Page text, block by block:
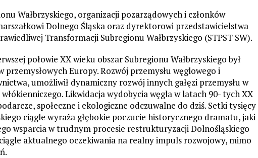
Wałbrzyskiego, organizacji pozarządowych i członków
Dolnego Śląska oraz dyrektorowi przedstawicielstwa
Transformacji Subregionu Wałbrzyskiego (STPST SW).
połowie XX wieku obszar Subregionu Wałbrzyskiego był
Europy. Rozwój przemysłu węglowego i
umożliwił dynamiczny rozwój innych gałęzi przemysłu w
Likwidacja wydobycia węgla w latach 90- tych XX
społeczne i ekologiczne odczuwalne do dziś. Setki tysięcy
ciągle wyraża głębokie poczucie historycznego dramatu, jaki
wsparcia w trudnym procesie restrukturyzacji Dolnośląskiego
aktualnego oczekiwania na realny impuls rozwojowy, mimo